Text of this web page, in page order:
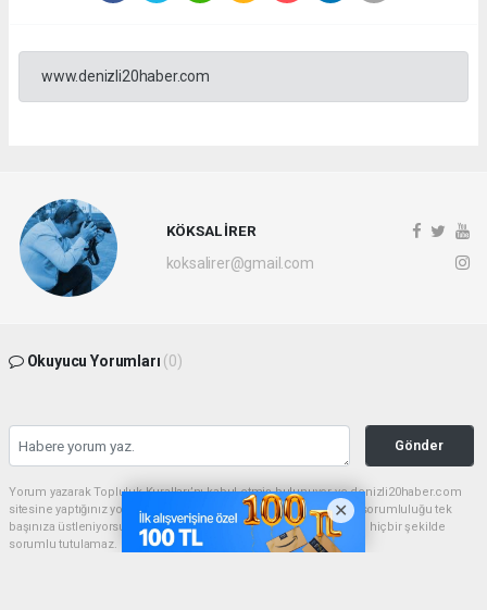
www.denizli20haber.com
KÖKSAL İRER
koksalirer@gmail.com
Okuyucu Yorumları (0)
Gönder
Yorum yazarak Topluluk Kuralları’nı kabul etmiş bulunuyor ve denizli20haber.com
sitesine yaptığınız yorumunuzla ilgili doğrudan veya dolaylı tüm sorumluluğu tek
başınıza üstleniyorsunuz. Yazılan tüm yorumlardan site yönetimi hiçbir şekilde
sorumlu tutulamaz.